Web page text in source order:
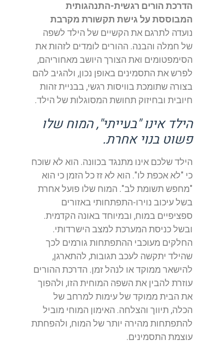
הדרכת הורים רגשית-התנהגותית
המבוססת על גישת תקשורת מקרבת
נועדה לתרגם את הקשיים של הילד לשפה
של חמלה והבנה. ההורים לומדים לזהות את
הסימפטומים ואת הצורך היושב מאחוריהם,
לפרש את התסמינים באופן נכון, ולהגיב להם
בצורה שתומכת בוויסות רגשי, בבניית זהות
חיובית ובחיזוק תחושת המסוגלות של הילד.
הילד אינו "בעייתי", המוח שלו
פשוט בנוי אחרת.
הילד שלכם אינו מתנגד בכוונה. הוא לא שוכח
כי "לא אכפת לו". הוא לא זז כל הזמן כי הוא
"מחפש תשומת לב". המוח שלו פועל אחרת
בשל עיכוב נוירו-התפתחותי באזורים
ספציפיים במוח, ובמיוחד באונה הקדמית.
ובשל כניסת המערכת למצב הישרדותי.
החלקים מעוכבי ההתפתחות גורמים לכך
שהילד יתקשה לעכב תגובות, להתארגן,
להישאר ממוקד או לנהל זמן. הדרכת ההורים
עוזרת להבין את השפה המוחית הזו, ולהפוך
את הבית ממוקד של עימות למרחב של
הכלה, תיווך והצלחה. האימון המוחי מוביל
להתפתחות מהירה יותר של המוח, ולהפחתת
עוצמת התסמינים.